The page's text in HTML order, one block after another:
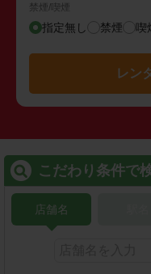
禁煙/喫煙
指定無し 禁煙 喫
レン
こだわり条件で
店舗名